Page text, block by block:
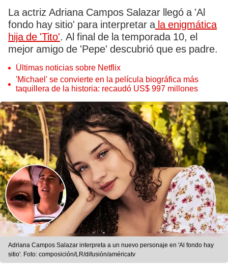
La actriz Adriana Campos Salazar llegó a 'Al
fondo hay sitio' para interpretar a la enigmática
hija de 'Tito'. Al final de la temporada 10, el
mejor amigo de 'Pepe' descubrió que es padre.
Últimas noticias sobre Netflix
'Michael' se convierte en la película biográfica más
taquillera de la historia: recaudó US$ 997 millones
Adriana Campos Salazar interpreta a un nuevo personaje en 'Al fondo hay
sitio'. Foto: composición/LR/difusión/américatv